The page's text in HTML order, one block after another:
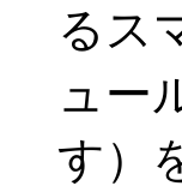
るス
ュー
す）